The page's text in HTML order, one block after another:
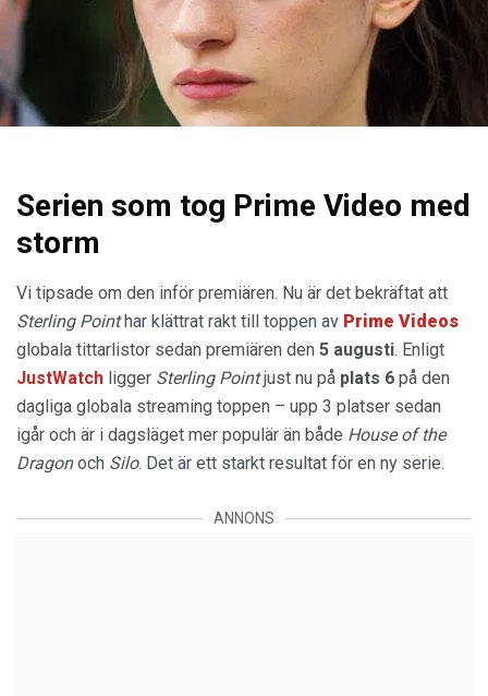
Serien som tog Prime Video med
storm
Vi tipsade om den inför premiären. Nu är det bekräftat att
Sterling Pointhar klättrat rakt till toppen av Prime Videos
globala tittarlistor sedan premiären den 5 augusti. Enligt
JustWatch ligger Sterling Pointjust nu på plats 6 på den
dagliga globala streaming toppen – upp 3 platser sedan
igår och är i dagsläget mer populär än både House of the
Dragonoch Silo. Det är ett starkt resultat för en ny serie.
ANNONS